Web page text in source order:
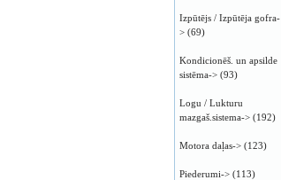
Izpūtējs / Izpūtēja gofra-
> (69)
Kondicionēš. un apsilde
sistēma-> (93)
Logu / Lukturu
mazgaš.sistema-> (192)
Motora daļas-> (123)
Piederumi-> (113)